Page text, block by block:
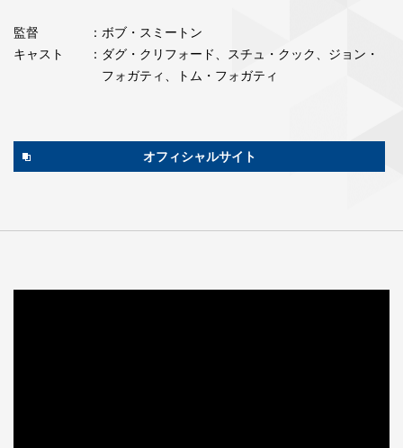
監督
：ボブ・スミートン
キャスト
：ダグ・クリフォード、スチュ・クック、ジョン・
フォガティ、トム・フォガティ
オフィシャルサイト